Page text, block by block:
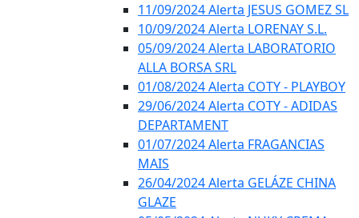
11/09/2024 Alerta JESUS GOMEZ SL
10/09/2024 Alerta LORENAY S.L.
05/09/2024 Alerta LABORATORIO
ALLA BORSA SRL
01/08/2024 Alerta COTY - PLAYBOY
29/06/2024 Alerta COTY - ADIDAS
DEPARTAMENT
01/07/2024 Alerta FRAGANCIAS
MAIS
26/04/2024 Alerta GELÁZE CHINA
GLAZE